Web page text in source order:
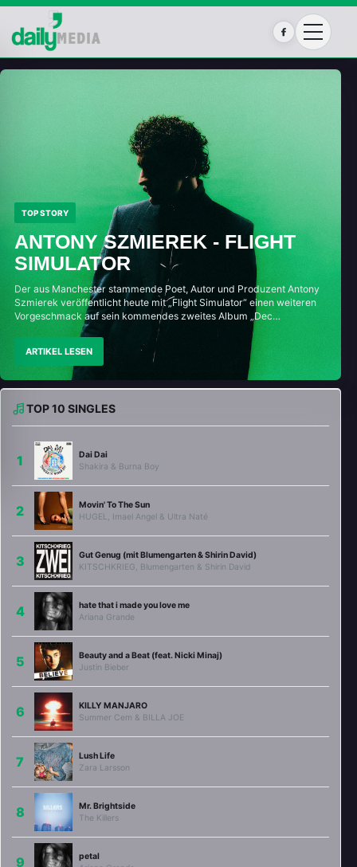
Facebook
TOP STORY
ANTONY SZMIEREK - FLIGHT
SIMULATOR
Der aus Manchester stammende Poet, Autor und Produzent Antony
Szmierek veröffentlicht heute mit „Flight Simulator“ einen weiteren
Vorgeschmack auf sein kommendes zweites Album „Dec…
ARTIKEL LESEN
TOP 10 SINGLES
Dai Dai
Shakira & Burna Boy
Movin' To The Sun
HUGEL, Imael Angel & Ultra Naté
Gut Genug (mit Blumengarten & Shirin David)
KITSCHKRIEG, Blumengarten & Shirin David
hate that i made you love me
Ariana Grande
Beauty and a Beat (feat. Nicki Minaj)
Justin Bieber
KILLY MANJARO
Summer Cem & BILLA JOE
Lush Life
Zara Larsson
Mr. Brightside
The Killers
petal